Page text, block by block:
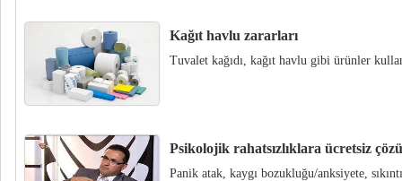
Kağıt havlu zararları
Tuvalet kağıdı, kağıt havlu gibi ürünler
Psikolojik rahatsızlıklara ücretsiz
Panik atak, kaygı bozukluğu/anksiyete,